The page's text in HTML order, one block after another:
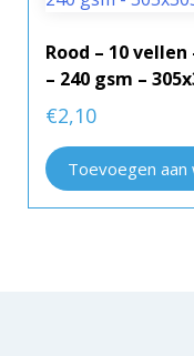
Rood – 10
– 240 gsm –
€2,10
Toevoegen aan